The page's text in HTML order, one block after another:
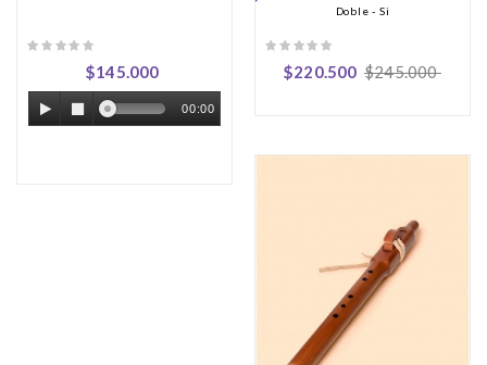
$145.000
00:00
Doble - Si
$220.500 $245.000